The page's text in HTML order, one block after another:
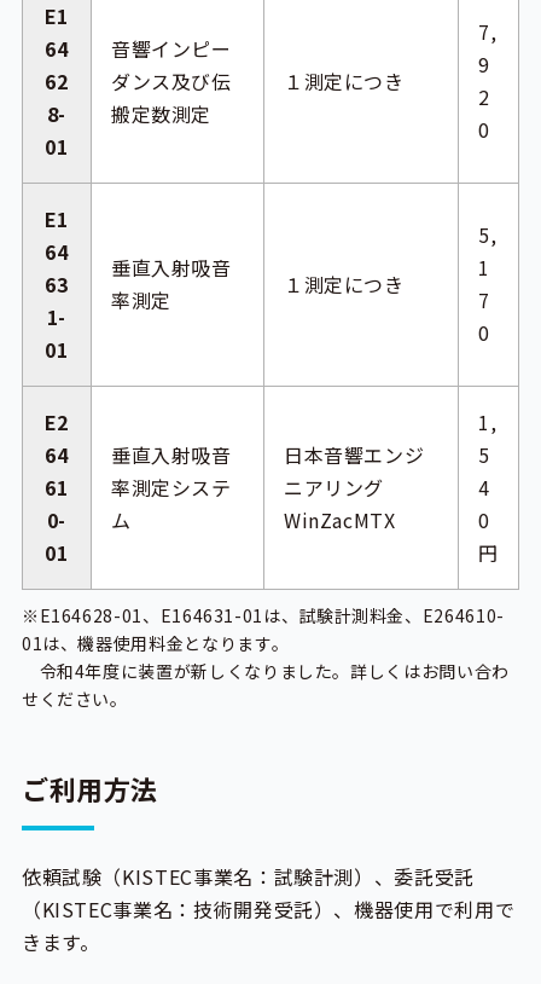
E1
64
62
8-
01
音響インピー
ダンス及び伝
搬定数測定
１測定につき
7,
9
2
0
E1
64
63
1-
01
垂直入射吸音
率測定
１測定につき
5,
1
7
0
E2
64
61
0-
01
垂直入射吸音
率測定システ
ム
日本音響エンジ
ニアリング
WinZacMTX
1,
5
4
0
円
※E164628-01、E164631-01は、試験計測料金、E264610-
01は、機器使用料金となります。
令和4年度に装置が新しくなりました。詳しくはお問い合わ
せください。
ご利用方法
依頼試験（KISTEC事業名：試験計測）、委託受託
（KISTEC事業名：技術開発受託）、機器使用で利用で
きます。